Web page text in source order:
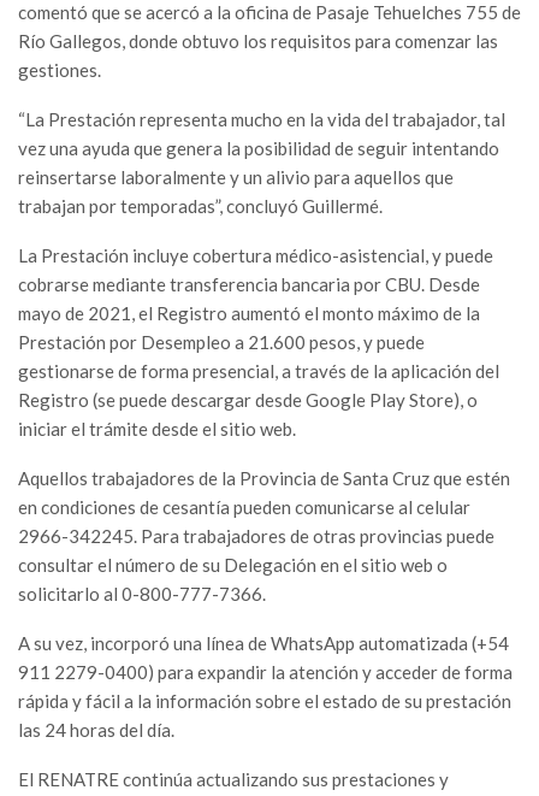
comentó que se acercó a la oficina de Pasaje Tehuelches 755 de
Río Gallegos, donde obtuvo los requisitos para comenzar las
gestiones.
“La Prestación representa mucho en la vida del trabajador, tal
vez una ayuda que genera la posibilidad de seguir intentando
reinsertarse laboralmente y un alivio para aquellos que
trabajan por temporadas”, concluyó Guillermé.
La Prestación incluye cobertura médico-asistencial, y puede
cobrarse mediante transferencia bancaria por CBU. Desde
mayo de 2021, el Registro aumentó el monto máximo de la
Prestación por Desempleo a 21.600 pesos, y puede
gestionarse de forma presencial, a través de la aplicación del
Registro (se puede descargar desde Google Play Store), o
iniciar el trámite desde el sitio web.
Aquellos trabajadores de la Provincia de Santa Cruz que estén
en condiciones de cesantía pueden comunicarse al celular
2966-342245. Para trabajadores de otras provincias puede
consultar el número de su Delegación en el sitio web o
solicitarlo al 0-800-777-7366.
A su vez, incorporó una línea de WhatsApp automatizada (+54
911 2279-0400) para expandir la atención y acceder de forma
rápida y fácil a la información sobre el estado de su prestación
las 24 horas del día.
El RENATRE continúa actualizando sus prestaciones y